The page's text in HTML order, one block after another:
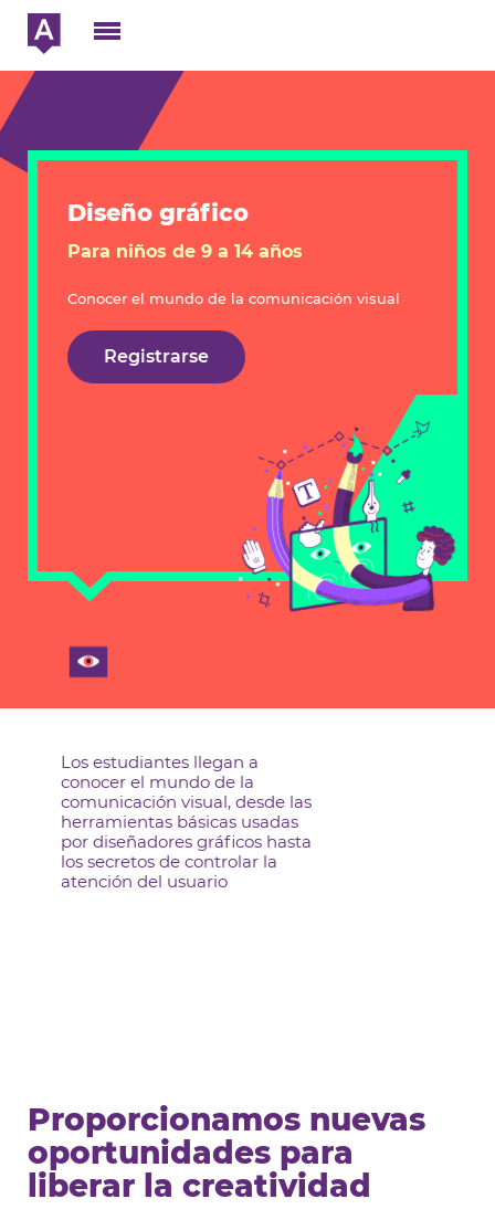
Diseño gráfico
Para niños de 9 a 14 años
Conocer el mundo de la comunicación visual
Registrarse
Los estudiantes llegan a
conocer el mundo de la
comunicación visual, desde las
herramientas básicas usadas
por diseñadores gráficos hasta
los secretos de controlar la
atención del usuario
Proporcionamos nuevas
oportunidades para
liberar la creatividad